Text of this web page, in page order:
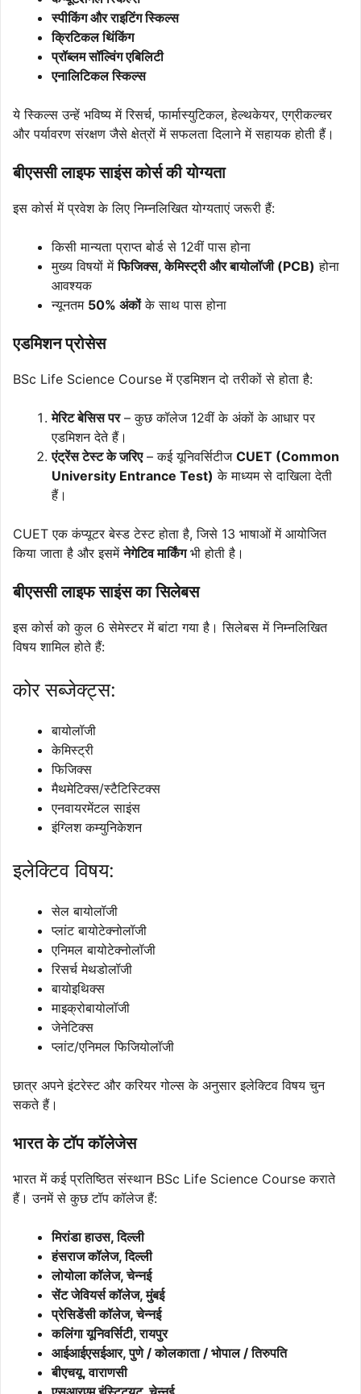
स्पीकिंग और राइटिंग स्किल्स
क्रिटिकल थिंकिंग
प्रॉब्लम सॉल्विंग एबिलिटी
एनालिटिकल स्किल्स
ये स्किल्स उन्हें भविष्य में रिसर्च, फार्मास्युटिकल, हेल्थकेयर, एग्रीकल्चर
और पर्यावरण संरक्षण जैसे क्षेत्रों में सफलता दिलाने में सहायक होती हैं।
बीएससी लाइफ साइंस कोर्स की योग्यता
इस कोर्स में प्रवेश के लिए निम्नलिखित योग्यताएं जरूरी हैं:
किसी मान्यता प्राप्त बोर्ड से 12वीं पास होना
मुख्य विषयों मेंफिजिक्स, केमिस्ट्री और बायोलॉजी (PCB) होना
आवश्यक
न्यूनतम 50% अंकोंके साथ पास होना
एडमिशन प्रोसेस
BSc Life Science Course में एडमिशन दो तरीकों से होता है:
मेरिट बेसिस पर– कुछ कॉलेज 12वीं के अंकों के आधार पर
एडमिशन देते हैं।
एंट्रेंस टेस्ट के जरिए– कई यूनिवर्सिटीज CUET (Common
University Entrance Test) के माध्यम से दाखिला देती
हैं।
CUET एक कंप्यूटर बेस्ड टेस्ट होता है, जिसे 13 भाषाओं में आयोजित
किया जाता है और इसमेंनेगेटिव मार्किंगभी होती है।
बीएससी लाइफ साइंस का सिलेबस
इस कोर्स को कुल 6 सेमेस्टर में बांटा गया है। सिलेबस में निम्नलिखित
विषय शामिल होते हैं:
कोर सब्जेक्ट्स:
बायोलॉजी
केमिस्ट्री
फिजिक्स
मैथमेटिक्स/स्टैटिस्टिक्स
एनवायरमेंटल साइंस
इंग्लिश कम्युनिकेशन
इलेक्टिव विषय:
सेल बायोलॉजी
प्लांट बायोटेक्नोलॉजी
एनिमल बायोटेक्नोलॉजी
रिसर्च मेथडोलॉजी
बायोइथिक्स
माइक्रोबायोलॉजी
जेनेटिक्स
प्लांट/एनिमल फिजियोलॉजी
छात्र अपने इंटरेस्ट और करियर गोल्स के अनुसार इलेक्टिव विषय चुन
सकते हैं।
भारत के टॉप कॉलेजेस
भारत में कई प्रतिष्ठित संस्थान BSc Life Science Course कराते
हैं। उनमें से कुछ टॉप कॉलेज हैं:
मिरांडा हाउस, दिल्ली
हंसराज कॉलेज, दिल्ली
लोयोला कॉलेज, चेन्नई
सेंट जेवियर्स कॉलेज, मुंबई
प्रेसिडेंसी कॉलेज, चेन्नई
कलिंगा यूनिवर्सिटी, रायपुर
आईआईएसईआर, पुणे / कोलकाता / भोपाल / तिरुपति
बीएचयू, वाराणसी